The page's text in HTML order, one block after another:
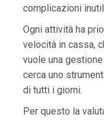
complicazioni
Ogni attività ha
velocità in cassa,
vuole una
cerca uno
di tutti i giorni.
Per questo la